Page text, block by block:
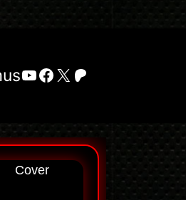
YouTube
Facebook
X Patreon